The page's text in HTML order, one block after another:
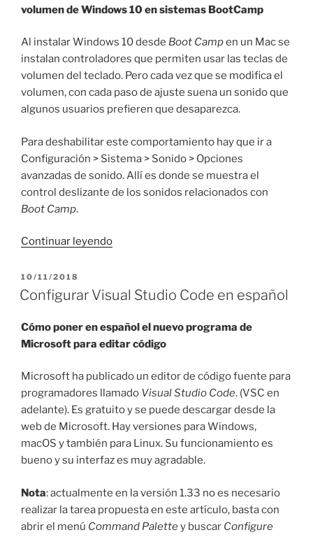
volumen de Windows 10 en sistemas BootCamp
Al instalar Windows 10 desde Boot Campen un Mac se
instalan controladores que permiten usar las teclas de
volumen del teclado. Pero cada vez que se modifica el
volumen, con cada paso de ajuste suena un sonido que
algunos usuarios prefieren que desaparezca.
Para deshabilitar este comportamiento hay que ir a
Configuración > Sistema > Sonido > Opciones
avanzadas de sonido. Allí es donde se muestra el
control deslizante de los sonidos relacionados con
Boot Camp.
Continuar leyendo«Volumen
del
en
BootCamp»
PUBLICADO
EL
10/11/2018
Configurar Visual Studio Code en español
Cómo poner en español el nuevo programa de
Microsoft para editar código
Microsoft ha publicado un editor de código fuente para
programadores llamado Visual Studio Code. (VSC en
adelante). Es gratuito y se puede descargar desde la
web de Microsoft. Hay versiones para Windows,
macOS y también para Linux. Su funcionamiento es
bueno y su interfaz es muy agradable.
Nota: actualmente en la versión 1.33 no es necesario
realizar la tarea propuesta en este artículo, basta con
abrir el menú Command Palettey buscar Configure